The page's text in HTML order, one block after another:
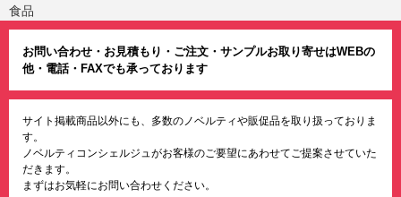
食品
お問い合わせ・お見積もり・ご注文・サンプルお取り寄せはWEBの
他・電話・FAXでも承っております
サイト掲載商品以外にも、多数のノベルティや販促品を取り扱っておりま
す。
ノベルティコンシェルジュがお客様のご要望にあわせてご提案させていた
だきます。
まずはお気軽にお問い合わせください。